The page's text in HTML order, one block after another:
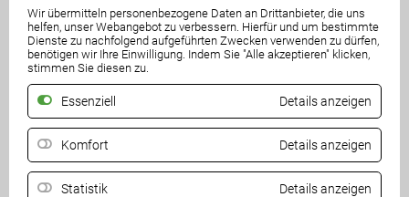
Wir übermitteln personenbezogene Daten an Drittanbieter, die uns
helfen, unser Webangebot zu verbessern. Hierfür und um bestimmte
Dienste zu nachfolgend aufgeführten Zwecken verwenden zu dürfen,
benötigen wir Ihre Einwilligung. Indem Sie "Alle akzeptieren" klicken,
stimmen Sie diesen zu.
Essenziell Details anzeigen
Komfort Details anzeigen
Statistik Details anzeigen